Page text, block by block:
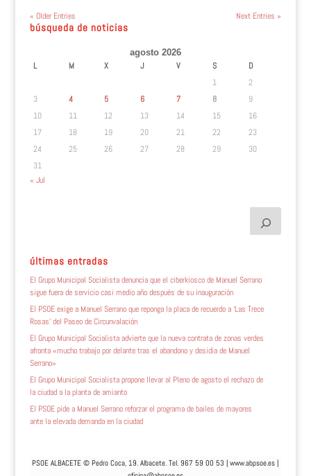
« Older Entries Next Entries »
búsqueda de noticias
agosto 2026
L M X J V S
D
1
2
3
4 5 6 7 8
9
10
11 12 13 14 15
16
17
18 19 20 21 22
23
24
25 26 27 28 29
30
31
« Jul
últimas entradas
El Grupo Municipal Socialista denuncia que el ciberkiosco de Manuel Serrano
sigue fuera de servicio casi medio año después de su inauguración
El PSOE exige a Manuel Serrano que reponga la placa de recuerdo a ‘Las Trece
Rosas’ del Paseo de Circunvalación
El Grupo Municipal Socialista advierte que la nueva contrata de zonas verdes
afronta «mucho trabajo por delante tras el abandono y desidia de Manuel
Serrano»
El Grupo Municipal Socialista propone llevar al Pleno de agosto el rechazo de
la ciudad a la planta de amianto
El PSOE pide a Manuel Serrano reforzar el programa de bailes de mayores
ante la elevada demanda en la ciudad
PSOE ALBACETE © Pedro Coca, 19. Albacete. Tel. 967 59 00 53 |www.abpsoe.es |